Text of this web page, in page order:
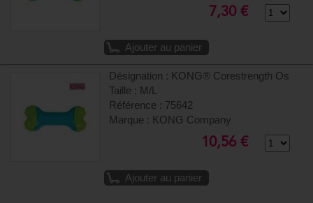
7,30 €
Ajouter au panier
Désignation : KONG® Corestrength Os
Taille : M/L
Référence : 75642
Marque : KONG Company
10,56 €
Ajouter au panier